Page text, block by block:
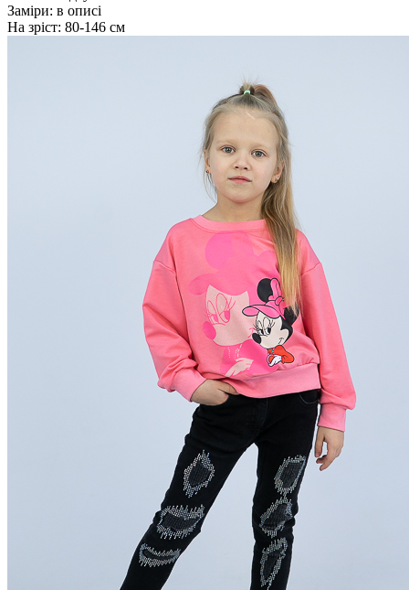
Заміри: в описі
На зріст: 80-146 см